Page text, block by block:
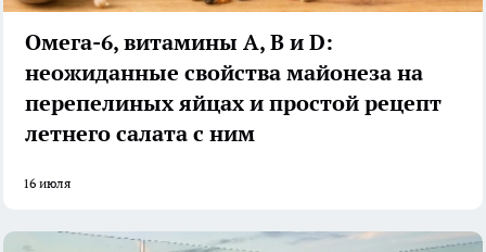
Омега-6, витамины А, В и D:
неожиданные свойства майонеза на
перепелиных яйцах и простой рецепт
летнего салата с ним
16 июля